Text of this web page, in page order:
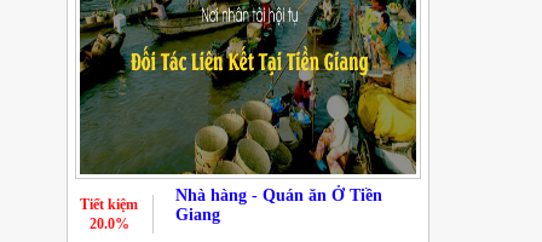
Nhà hàng - Quán ăn Ở Tiền
Giang
Tiết kiệm
20.0%